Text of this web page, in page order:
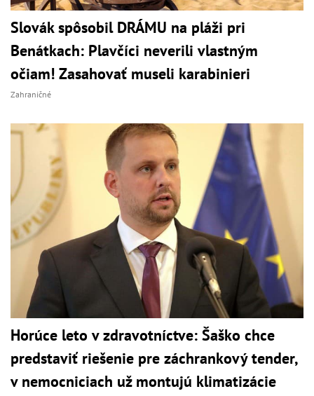
Slovák spôsobil DRÁMU na pláži pri
Benátkach: Plavčíci neverili vlastným
očiam! Zasahovať museli karabinieri
Zahraničné
Horúce leto v zdravotníctve: Šaško chce
predstaviť riešenie pre záchrankový tender,
v nemocniciach už montujú klimatizácie